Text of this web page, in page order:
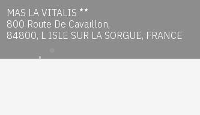
MAS LA VITALIS
800 Route De Cavaillon,
84800, L ISLE SUR LA SORGUE, FRANCE